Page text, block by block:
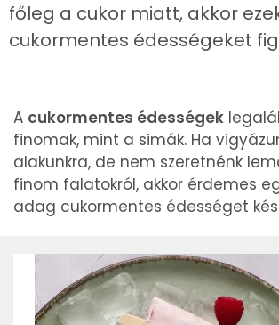
főleg a cukor miatt, akkor
cukormentes édességeket
A cukormentes édességek
finomak, mint a simák. Ha
alakunkra, de nem szeretnénk
finom falatokról, akkor érdemes
adag cukormentes édességet